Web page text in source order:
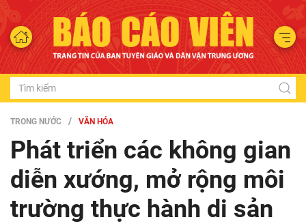
TRONG NƯỚC VĂN HÓA
Phát triển các không gian
diễn xướng, mở rộng môi
trường thực hành di sản